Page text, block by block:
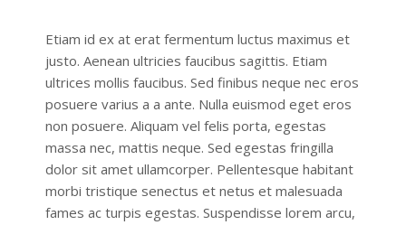
Etiam id ex at erat fermentum luctus maximus et
justo. Aenean ultricies faucibus sagittis. Etiam
ultrices mollis faucibus. Sed finibus neque nec eros
posuere varius a a ante. Nulla euismod eget eros
non posuere. Aliquam vel felis porta, egestas
massa nec, mattis neque. Sed egestas fringilla
dolor sit amet ullamcorper. Pellentesque habitant
morbi tristique senectus et netus et malesuada
fames ac turpis egestas. Suspendisse lorem arcu,